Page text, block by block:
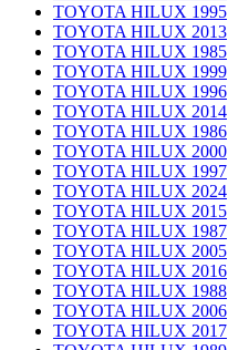
TOYOTA HILUX 1995
TOYOTA HILUX 2013
TOYOTA HILUX 1985
TOYOTA HILUX 1999
TOYOTA HILUX 1996
TOYOTA HILUX 2014
TOYOTA HILUX 1986
TOYOTA HILUX 2000
TOYOTA HILUX 1997
TOYOTA HILUX 2024
TOYOTA HILUX 2015
TOYOTA HILUX 1987
TOYOTA HILUX 2005
TOYOTA HILUX 2016
TOYOTA HILUX 1988
TOYOTA HILUX 2006
TOYOTA HILUX 2017